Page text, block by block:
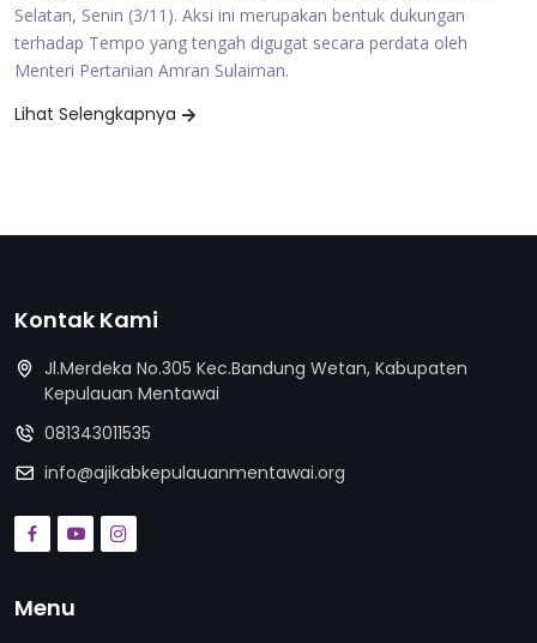
Selatan, Senin (3/11). Aksi ini merupakan bentuk dukungan
terhadap Tempo yang tengah digugat secara perdata oleh
Menteri Pertanian Amran Sulaiman.
Lihat Selengkapnya
Kontak Kami
Jl.Merdeka No.305 Kec.Bandung Wetan, Kabupaten
Kepulauan Mentawai
081343011535
info@ajikabkepulauanmentawai.org
Menu